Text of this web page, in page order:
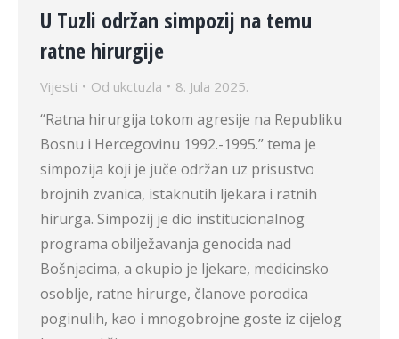
U Tuzli održan simpozij na temu
ratne hirurgije
Vijesti Od ukctuzla 8. Jula 2025.
“Ratna hirurgija tokom agresije na Republiku
Bosnu i Hercegovinu 1992.-1995.” tema je
simpozija koji je juče održan uz prisustvo
brojnih zvanica, istaknutih ljekara i ratnih
hirurga. Simpozij je dio institucionalnog
programa obilježavanja genocida nad
Bošnjacima, a okupio je ljekare, medicinsko
osoblje, ratne hirurge, članove porodica
poginulih, kao i mnogobrojne goste iz cijelog